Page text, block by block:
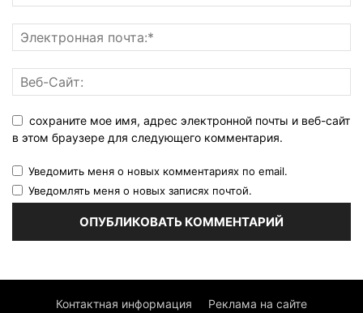
сохраните мое имя, адрес электронной почты и веб-сайт
в этом браузере для следующего комментария.
Уведомить меня о новых комментариях по email.
Уведомлять меня о новых записях почтой.
Контактная информация Реклама на сайте